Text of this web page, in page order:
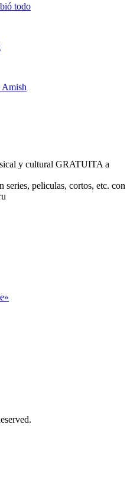
todo
Amish
y cultural GRATUITA a
series, peliculas, cortos, etc. con